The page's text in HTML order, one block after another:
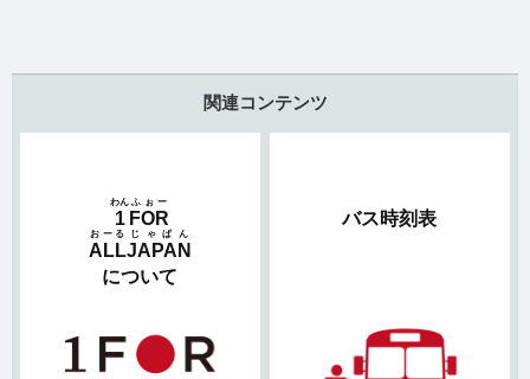
関連コンテンツ
1
わん
FOR
ふぉー
ALL
おーる
JAPAN
じゃぱん
について
バス時刻表